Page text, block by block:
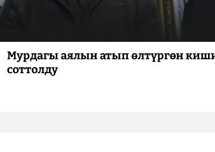
Мурдагы аялын атып өлтүргөн
соттолду